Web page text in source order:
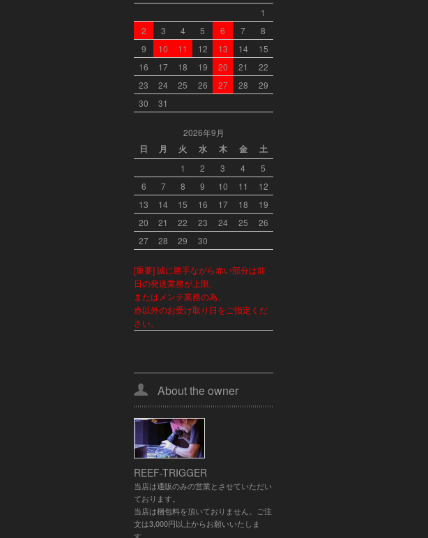
1
2
3 4 5 6 7
8
9
10 11 12 13 14
15
16
17 18 19 20 21
22
23
24 25 26 27 28
29
30
31
2026年9月
日 月 火 水 木 金 土
1 2 3 4
5
6
7 8 9 10 11
12
13
14 15 16 17 18
19
20
21 22 23 24 25
26
27
28 29 30
[重要] 誠に勝手ながら赤い部分は前
日の発送業務が上限、
またはメンテ業務の為、
赤以外のお受け取り日をご指定くだ
さい。
About the owner
REEF-TRIGGER
当店は通販のみの営業とさせていただい
ております。
当店は梱包料を頂いておりません。ご注
文は3,000円以上からお願いいたしま